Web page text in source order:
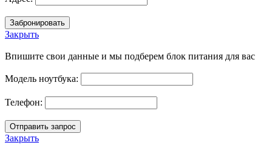
Закрыть
Впишите свои данные и мы подберем блок питания для вас
Модель ноутбука:
Телефон:
Закрыть